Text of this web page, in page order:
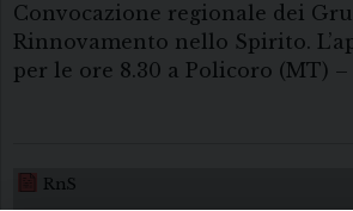
Convocazione regionale dei
Rinnovamento nello Spirito.
per le ore 8.30 a Policoro (MT) –
RnS